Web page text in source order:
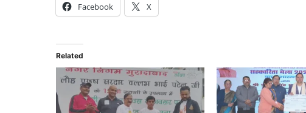
Facebook X
Related